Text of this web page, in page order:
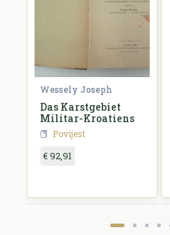
Wessely Joseph
Das Karstgebiet
Militar-Kroatiens
Povijest
€ 92,91